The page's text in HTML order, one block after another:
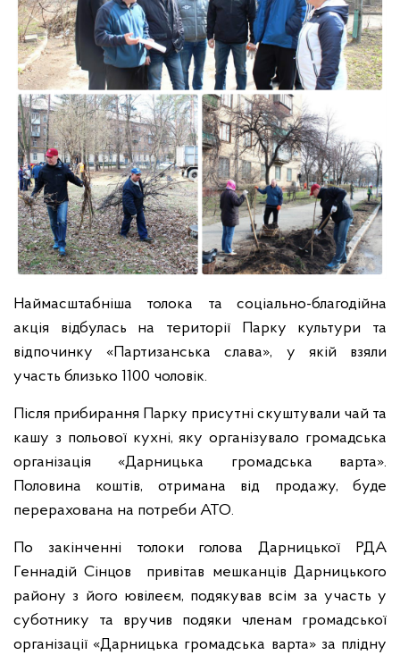
Наймасштабніша толока та соціально-благодійна
акція відбулась на території Парку культури та
відпочинку «Партизанська слава», у якій взяли
участь близько 1100 чоловік.
Після прибирання Парку присутні скуштували чай та
кашу з польової кухні, яку організувало громадська
організація «Дарницька громадська варта».
Половина коштів, отримана від продажу, буде
перерахована на потреби АТО.
По закінченні толоки голова Дарницької РДА
Геннадій Сінцов привітав мешканців Дарницького
району з його ювілеєм, подякував всім за участь у
суботнику та вручив подяки членам громадської
організації «Дарницька громадська варта» за плідну